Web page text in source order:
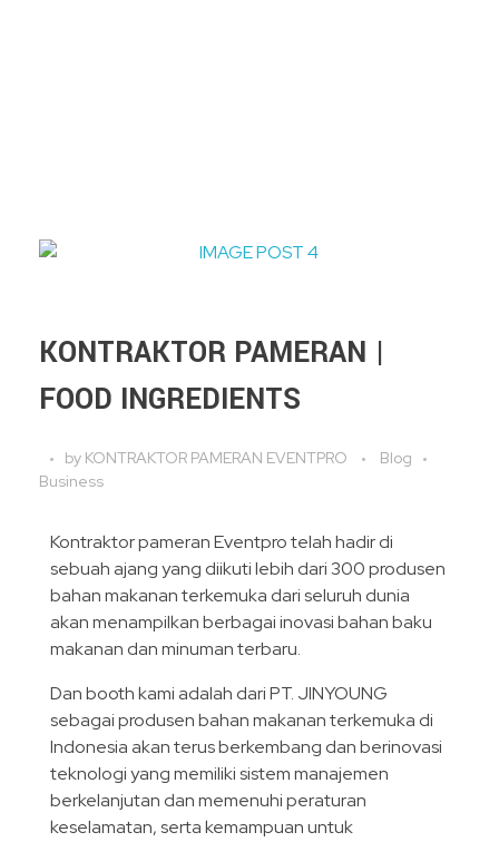
KONTRAKTOR PAMERAN |
FOOD INGREDIENTS
by KONTRAKTOR PAMERAN EVENTPRO
Blog
Business
Kontraktor pameran Eventpro telah hadir di
sebuah ajang yang diikuti lebih dari 300 produsen
bahan makanan terkemuka dari seluruh dunia
akan menampilkan berbagai inovasi bahan baku
makanan dan minuman terbaru.
Dan booth kami adalah dari PT. JINYOUNG
sebagai produsen bahan makanan terkemuka di
Indonesia akan terus berkembang dan berinovasi
teknologi yang memiliki sistem manajemen
berkelanjutan dan memenuhi peraturan
keselamatan, serta kemampuan untuk